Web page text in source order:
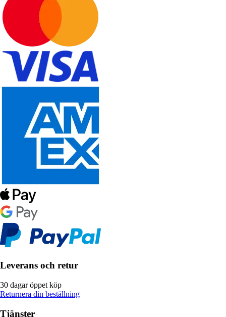
Leverans och retur
30 dagar öppet köp
Returnera din beställning
Tjänster